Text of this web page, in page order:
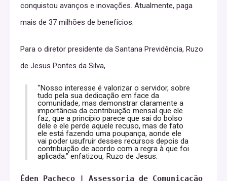
conquistou avanços e inovações. Atualmente, paga
mais de 37 milhões de benefícios.
Para o diretor presidente da Santana Previdência, Ruzo
de Jesus Pontes da Silva,
“Nosso interesse é valorizar o servidor, sobre
tudo pela sua dedicação em face da
comunidade, mas demonstrar claramente a
importância da contribuição mensal que ele
faz, que a princípio parece que sai do bolso
dele e ele perde aquele recuso, mas de fato
ele está fazendo uma poupança, aonde ele
vai poder usufruir desses recursos depois da
contribuição de acordo com a regra à que foi
aplicada.” enfatizou, Ruzo de Jesus.
Éden Pacheco | Assessoria de Comunicação